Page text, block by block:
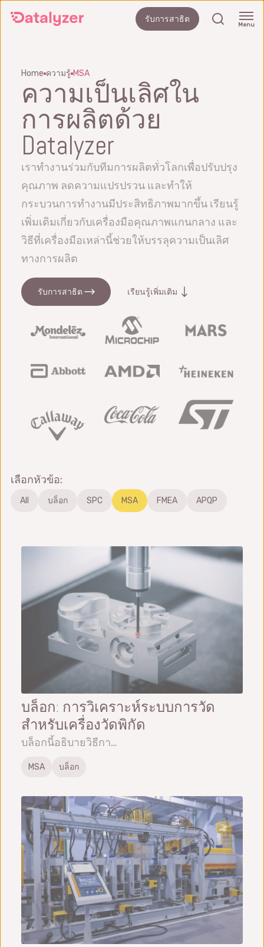
รับการสาธิต search
Menu
Home ความรู้ MSA
ความเป็นเลิศใน
การผลิตด้วย
Datalyzer
เราทำงานร่วมกับทีมการผลิตทั่วโลกเพื่อปรับปรุง
คุณภาพ ลดความแปรปรวน และทำให้
กระบวนการทำงานมีประสิทธิภาพมากขึ้น เรียนรู้
เพิ่มเติมเกี่ยวกับเครื่องมือคุณภาพแกนกลาง และ
วิธีที่เครื่องมือเหล่านี้ช่วยให้บรรลุความเป็นเลิศ
ทางการผลิต
รับการสาธิต เรียนรู้เพิ่มเติม
เลือกหัวข้อ:
All บล็อก SPC MSA FMEA APQP
บล็อก: การวิเคราะห์ระบบการวัด
สำหรับเครื่องวัดพิกัด
บล็อกนี้อธิบายวิธีกา…
MSA บล็อก